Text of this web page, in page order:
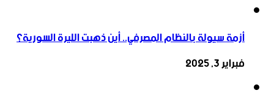
أزمة سيولة بالنظام المصرفي.. أين ذهبت الليرة السورية؟
فبراير 3, 2025